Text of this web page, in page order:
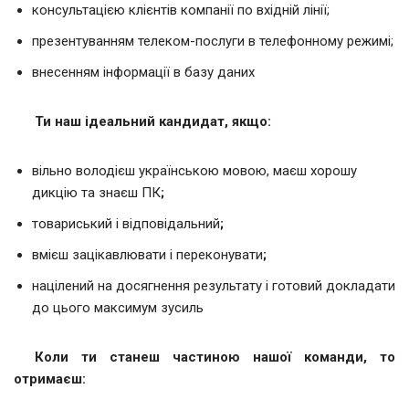
консультацією клієнтів компанії по вхідній лінії;
презентуванням телеком-послуги в телефонному режимі;
внесенням інформації в базу даних
Ти наш ідеальний кандидат, якщо:
вільно володієш українською мовою, маєш хорошу
дикцію та знаєш ПК;
товариський і відповідальний;
вмієш зацікавлювати і переконувати;
націлений на досягнення результату і готовий докладати
до цього максимум зусиль
Коли ти станеш частиною нашої команди, то
отримаєш: